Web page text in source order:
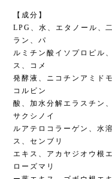
【成分】
LPG、水、エタノール、
ラン、パ
ルミチン酸イソプロピル
ス、コメ
発酵液、ニコチンアミド
コルビン
酸、加水分解エラスチン
サクシノイ
ルアテロコラーゲン、水
ス、センブリ
エキス、アカヤジオウ根
ローズマリ